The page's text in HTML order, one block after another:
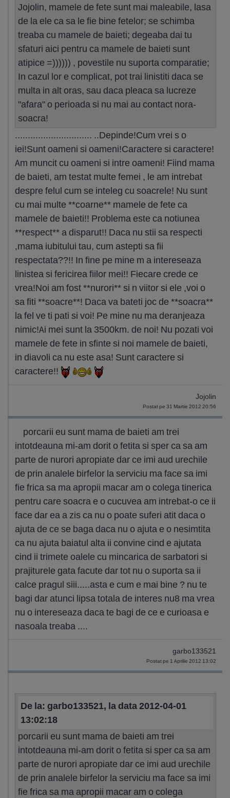
Jojolin, mamele de fete sunt mai maleabile, lasa
de la ele ca sa le fie bine fetelor; se schimba
treaba cu mamele de baieti; degeaba dai tu
sfaturi aici pentru ca mamele de baieti sunt
atipice =)))))) , povestile nu suporta comparatie;
In cazul lor e complicat, pot trai linistiti daca se
multa in alt oras, sau daca pleaca sa lucreze
"afara" o perioada si nu mai au contact nora-
soacra!
.............................. ..Depinde!Cum vrei s o
iei!Sunt oameni si oameni!Caractere si caractere!
Am muncit cu oameni si intre oameni! Fiind mama
de baieti, am testat multe femei , le am intrebat
despre felul cum se inteleg cu soacrele! Nu sunt
cu mai multe **coarne** mamele de fete ca
mamele de baieti!! Problema este ca notiunea
**respect** a disparut!! Daca nu stii sa respecti
,mama iubitului tau, cum astepti sa fii
respectata??!! In fine pe mine m a intereseaza
linistea si fericirea fiilor mei!! Fiecare crede ce
vrea!Noi am fost **nurori** si n viitor si ele ,voi o
sa fiti **soacre**! Daca va bateti joc de **soacra**
la fel ve ti pati si voi! Pe mine nu ma deranjeaza
nimic!Ai mei sunt la 3500km. de noi! Nu pozati voi
mamele de fete in sfinte si noi mamele de baieti,
in diavoli ca nu este asa! Sunt caractere si
caractere!!
Jojolin
Postat pe 31 Martie 2012 20:56
porcarii eu sunt mama de baieti am trei
intotdeauna mi-am dorit o fetita si sper ca sa am
parte de nurori apropiate dar ce imi aud urechile
de prin analele birfelor la serviciu ma face sa imi
fie frica sa ma apropii macar am o colega tinerica
pentru care soacra e o cucuvea am intrebat-o ce ii
face dar ea a zis ca nu o poate suferi atit daca o
ajuta de ce se baga daca nu o ajuta e o nesimtita
ca nu ajuta baiatul alta ii convine cind e ajutata
cind ii trimete oalele cu mincarica de sarbatori si
prajiturele gata facute dar tot nu o suporta sa ii
calce pragul siii.....asta e cum e mai bine ? nu te
bagi dar atunci lipsa totala de interes nu8 ma vrea
nu o intereseaza daca te bagi de ce e curioasa e
nasoala treaba ....
garbo133521
Postat pe 1 Aprilie 2012 13:02
De la: garbo133521, la data 2012-04-01
13:02:18
porcarii eu sunt mama de baieti am trei
intotdeauna mi-am dorit o fetita si sper ca sa am
parte de nurori apropiate dar ce imi aud urechile
de prin analele birfelor la serviciu ma face sa imi
fie frica sa ma apropii macar am o colega